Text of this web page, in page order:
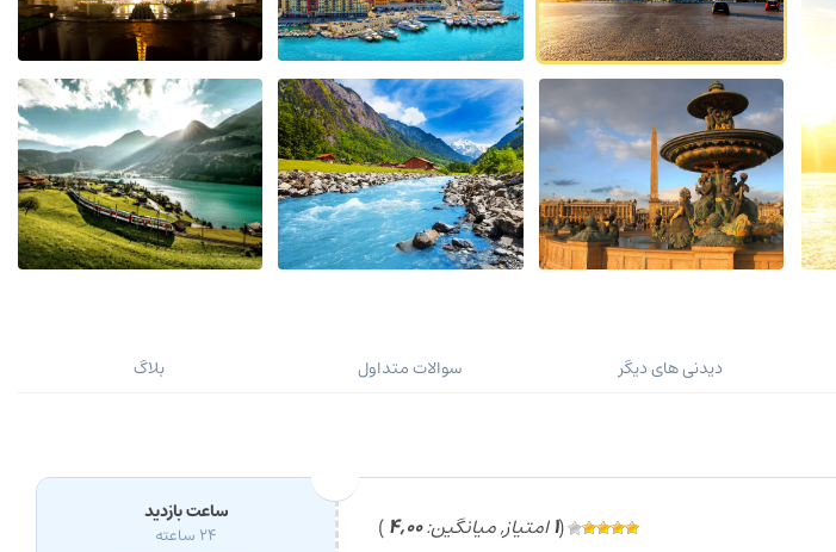
دیدنی های دیگر سوالات متداول بلاگ
(
1امتیاز, میانگین:4,00
) ساعت بازدید
24 ساعته